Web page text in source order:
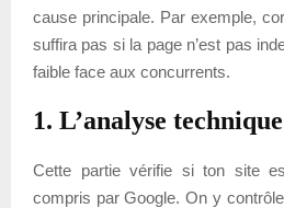
cause principale. Par exemple,
suffira pas si la page n’est pas
faible face aux concurrents.
1. L’analyse technique
Cette partie vérifie si ton site
compris par Google. On y